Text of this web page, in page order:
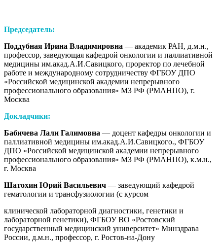
Председатель:
Поддубная Ирина Владимировна — академик РАН, д.м.н.,
профессор, заведующая кафедрой онкологии и паллиативной
медицины им.акад.А.И.Савицкого, проректор по лечебной
работе и международному сотрудничеству ФГБОУ ДПО
«Российской медицинской академии непрерывного
профессионального образования» МЗ РФ (РМАНПО), г.
Москва
Докладчики:
Бабичева Лали Галимовна — доцент кафедры онкологии и
паллиативной медицины им.акад.А.И.Савицкого., ФГБОУ
ДПО «Российской медицинской академии непрерывного
профессионального образования» МЗ РФ (РМАНПО), к.м.н.,
г. Москва
Шатохин Юрий Васильевич — заведующий кафедрой
гематологии и трансфузиологии (с курсом
клинической лабораторной диагностики, генетики и
лабораторной генетики), ФГБОУ ВО «Ростовский
государственный медицинский университет» Минздрава
России, д.м.н., профессор, г. Ростов-на-Дону